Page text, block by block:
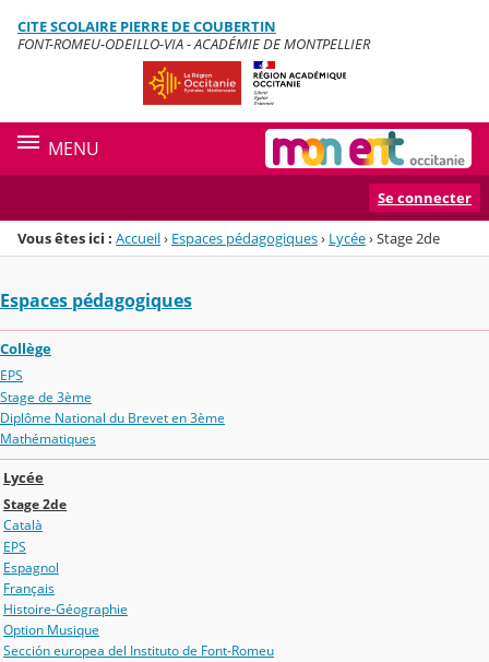
Menu de la rubrique
Contenu
CITE SCOLAIRE PIERRE DE COUBERTIN
FONT-ROMEU-ODEILLO-VIA - ACADÉMIE DE MONTPELLIER
MENU
Se connecter
Vous êtes ici : Accueil› Espaces pédagogiques› Lycée›Stage 2de
Espaces pédagogiques
Collège
EPS
Stage de 3ème
Diplôme National du Brevet en 3ème
Mathématiques
Lycée
Stage 2de
Català
EPS
Espagnol
Français
Histoire-Géographie
Option Musique
Sección europea del Instituto de Font-Romeu